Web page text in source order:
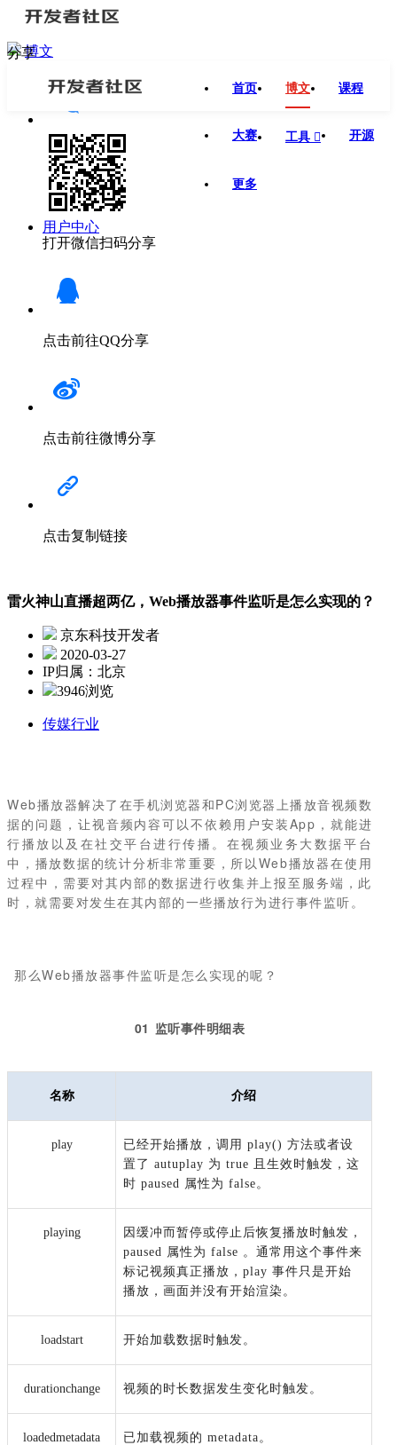
博文
首页 博文 课程
大赛 工具  开源
更多
用户中心
分享
打开微信扫码分享
点击前往QQ分享
点击前往微博分享
点击复制链接
雷火神山直播超两亿，Web播放器事件监听是怎么实现的？
京东科技开发者
2020-03-27
IP归属：北京
3946浏览
传媒行业
Web播放器解决了在手机浏览器和PC浏览器上播放音视频数
据的问题，让视音频内容可以不依赖用户安装App， 就能进
行播放以及在社交平台进行传播。 在视频业务大数据平台
中，播放数据的统计分析非常重要，所以Web播放器在使用
过程中，需要对其内部的数据进行收集并上报至服务端，此
时，就需要对发生在其内部的一些播放行为进行事件监听。
那么Web播放器事件监听是怎么实现的呢？
01 监听事件明细表
名称 介绍
play
已经开始播放，调用 play() 方法或者设
置了 autuplay 为 true 且生效时触发，这
时 paused 属性为 false。
playing
因缓冲而暂停或停止后恢复播放时触发，
paused 属性为 false 。 通常用这个事件来
标记视频真正播放，play 事件只是开始
播放，画面并没有开始渲染。
loadstart 开始加载数据时触发。
durationchange 视频的时长数据发生变化时触发。
loadedmetadata 已加载视频的 metadata。